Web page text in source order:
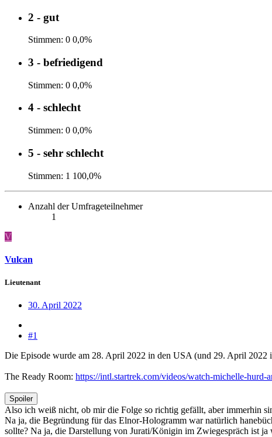
2 - gut
Stimmen: 0 0,0%
3 - befriedigend
Stimmen: 0 0,0%
4 - schlecht
Stimmen: 0 0,0%
5 - sehr schlecht
Stimmen: 1 100,0%
Anzahl der Umfrageteilnehmer
1
V
Vulcan
Lieutenant
30. April 2022
#1
Die Episode wurde am 28. April 2022 in den USA (und 29. April 2022
The Ready Room: https://intl.startrek.com/videos/watch-michelle-hurd-
Spoiler
Also ich weiß nicht, ob mir die Folge so richtig gefällt, aber immerhin
Na ja, die Begründung für das Elnor-Hologramm war natürlich
sollte? Na ja, die Darstellung von Jurati/Königin im Zwiegespräch ist